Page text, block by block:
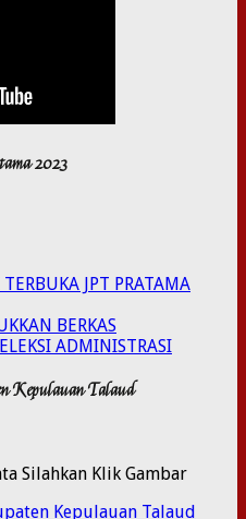
2023
JPT PRATAMA
BERKAS
ADMINISTRASI
Kepulauan Talaud
Silahkan Klik Gambar
Kepulauan Talaud